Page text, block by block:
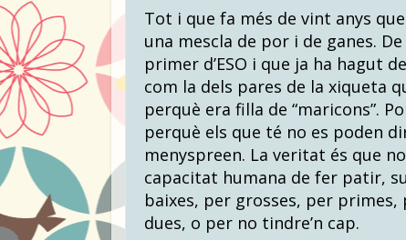
Tot i que fa més de vint anys
una mescla de por i de ganes.
primer d’ESO i que ja ha hagut
com la dels pares de la xiqueta
perquè era filla de “maricons”.
perquè els que té no es poden
menyspreen. La veritat és que
capacitat humana de fer patir,
baixes, per grosses, per
dues, o per no tindre’n cap.